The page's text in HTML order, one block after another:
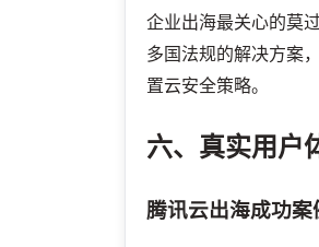
企业出海最关心的莫
多国法规的解决方案
置云安全策略。
六、真实用户
腾讯云出海成功案